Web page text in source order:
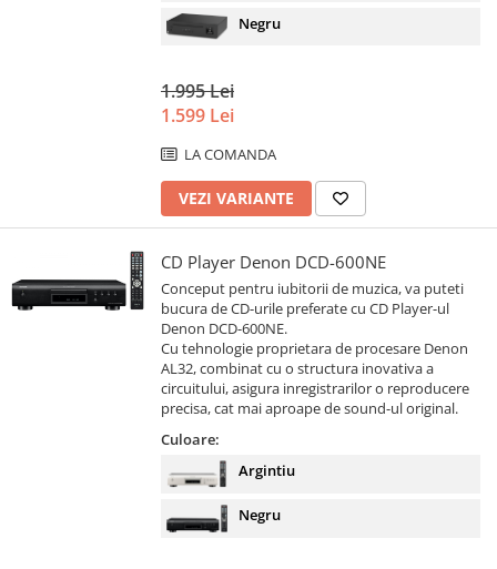
Negru
1.995 Lei
1.599 Lei
LA COMANDA
VEZI VARIANTE
CD Player Denon DCD-600NE
Conceput pentru iubitorii de muzica, va puteti
bucura de CD-urile preferate cu CD Player-ul
Denon DCD-600NE.
Cu tehnologie proprietara de procesare Denon
AL32, combinat cu o structura inovativa a
circuitului, asigura inregistrarilor o reproducere
precisa, cat mai aproape de sound-ul original.
Culoare:
Argintiu
Negru